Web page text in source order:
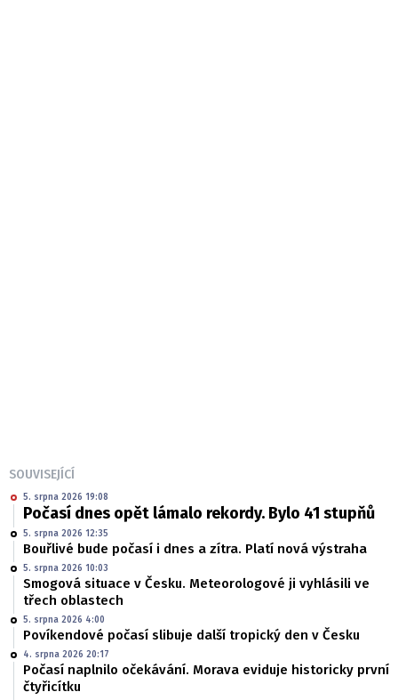
SOUVISEJÍCÍ
5. srpna 2026 19:08
Počasí dnes opět lámalo rekordy. Bylo 41 stupňů
5. srpna 2026 12:35
Bouřlivé bude počasí i dnes a zítra. Platí nová výstraha
5. srpna 2026 10:03
Smogová situace v Česku. Meteorologové ji vyhlásili ve
třech oblastech
5. srpna 2026 4:00
Povíkendové počasí slibuje další tropický den v Česku
4. srpna 2026 20:17
Počasí naplnilo očekávání. Morava eviduje historicky první
čtyřicítku